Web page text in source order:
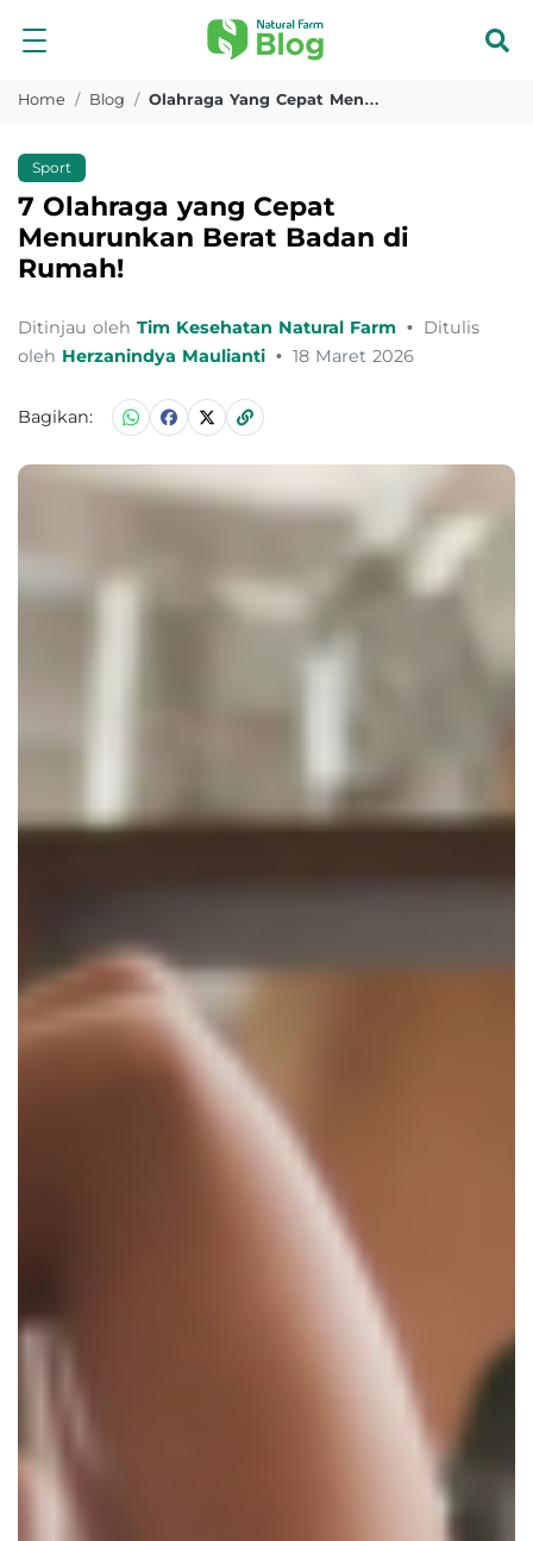
Home Blog Olahraga Yang Cepat Menurunkan Berat Badan Di Rumah
Sport
7 Olahraga yang Cepat
Menurunkan Berat Badan di
Rumah!
Ditinjau oleh Tim Kesehatan Natural Farm • Ditulis
oleh Herzanindya Maulianti • 18 Maret 2026
Bagikan: